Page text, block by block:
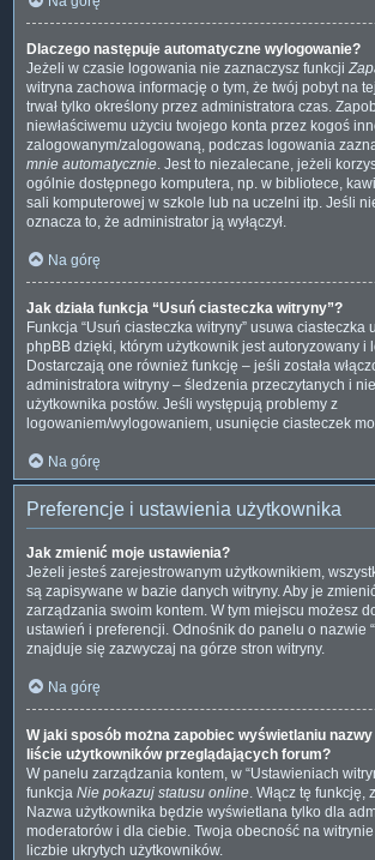
Dlaczego następuje automatyczne wylogowanie?
Jeżeli w czasie logowania nie zaznaczysz funkcji
witryna zachowa informację o tym, że twój pobyt na
trwał tylko określony przez administratora czas.
niewłaściwemu użyciu twojego konta przez kogoś
zalogowanym/zalogowaną, podczas logowania
mnie automatycznie. Jest to niezalecane, jeżeli
ogólnie dostępnego komputera, np. w bibliotece,
sali komputerowej w szkole lub na uczelni itp. Jeśli
oznacza to, że administrator ją wyłączył.
Na górę
Jak działa funkcja “Usuń ciasteczka witryny”?
Funkcja “Usuń ciasteczka witryny” usuwa ciasteczka
phpBB dzięki, którym użytkownik jest autoryzowany i
Dostarczają one również funkcję – jeśli została
administratora witryny – śledzenia przeczytanych i
użytkownika postów. Jeśli występują problemy z
logowaniem/wylogowaniem, usunięcie ciasteczek
Na górę
Preferencje i ustawienia użytkownika
Jak zmienić moje ustawienia?
Jeżeli jesteś zarejestrowanym użytkownikiem,
są zapisywane w bazie danych witryny. Aby je
zarządzania swoim kontem. W tym miejscu możesz
ustawień i preferencji. Odnośnik do panelu o nazwie
znajduje się zazwyczaj na górze stron witryny.
Na górę
W jaki sposób można zapobiec wyświetlaniu
liście użytkowników przeglądających forum?
W panelu zarządzania kontem, w “Ustawieniach
funkcja Nie pokazuj statusu online. Włącz tę funkcję,
Nazwa użytkownika będzie wyświetlana tylko dla
moderatorów i dla ciebie. Twoja obecność na
liczbie ukrytych użytkowników.